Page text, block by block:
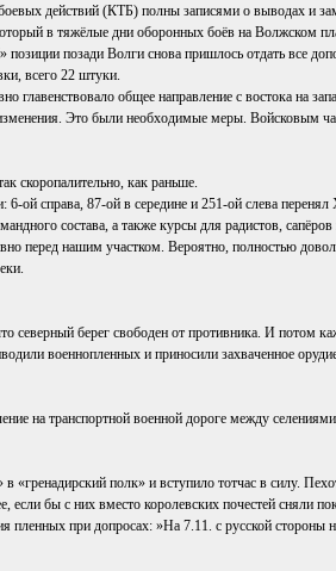
действий (КТБ) полны записями о выводах и
в тяжёлые дни оборонных боёв на Волжском
позади Волги снова пришлось отдать все
всего 22 штуки.
главенствовало общее направление с востока на
Это были необходимые меры. Войсковым
скоропалительно, как раньше.
ой справа, 87-ой в середине и 251-ой слева
состава, а также курсы для радистов,
перед нашим участком. Вероятно, полностью
берег свободен от противника. И потом
военнопленных и приносили захваченное
на транспортной военной дороге между
полк» и вступило тотчас в силу.
бы с них вместо королевских почестей сняли
при допросах: »На 7.11. с русской стороны